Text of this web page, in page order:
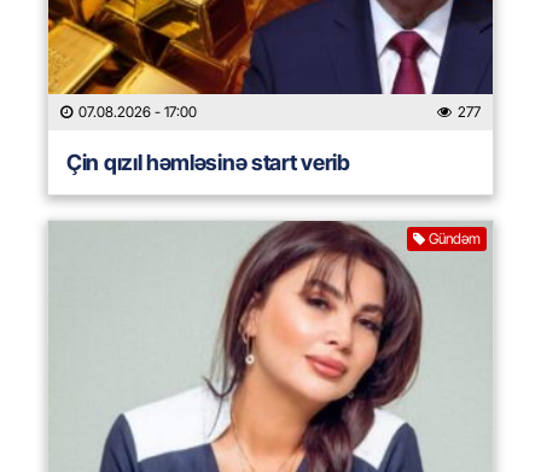
07.08.2026 - 17:00 277
Çin qızıl həmləsinə start verib
Gündəm